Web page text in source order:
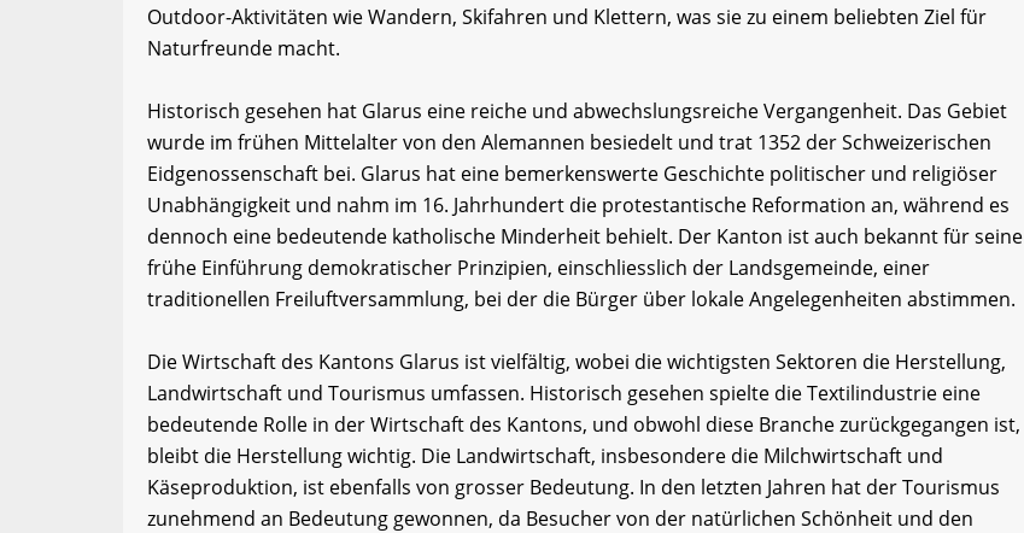
Outdoor-Aktivitäten wie Wandern, Skifahren und Klettern, was sie zu einem beliebten Ziel für
Naturfreunde macht.
Historisch gesehen hat Glarus eine reiche und abwechslungsreiche Vergangenheit. Das Gebiet
wurde im frühen Mittelalter von den Alemannen besiedelt und trat 1352 der Schweizerischen
Eidgenossenschaft bei. Glarus hat eine bemerkenswerte Geschichte politischer und religiöser
Unabhängigkeit und nahm im 16. Jahrhundert die protestantische Reformation an, während es
dennoch eine bedeutende katholische Minderheit behielt. Der Kanton ist auch bekannt für seine
frühe Einführung demokratischer Prinzipien, einschliesslich der Landsgemeinde, einer
traditionellen Freiluftversammlung, bei der die Bürger über lokale Angelegenheiten abstimmen.
Die Wirtschaft des Kantons Glarus ist vielfältig, wobei die wichtigsten Sektoren die Herstellung,
Landwirtschaft und Tourismus umfassen. Historisch gesehen spielte die Textilindustrie eine
bedeutende Rolle in der Wirtschaft des Kantons, und obwohl diese Branche zurückgegangen ist,
bleibt die Herstellung wichtig. Die Landwirtschaft, insbesondere die Milchwirtschaft und
Käseproduktion, ist ebenfalls von grosser Bedeutung. In den letzten Jahren hat der Tourismus
zunehmend an Bedeutung gewonnen, da Besucher von der natürlichen Schönheit und den